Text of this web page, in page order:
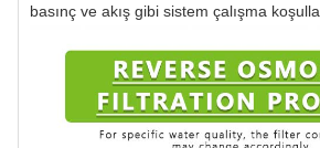
basınç ve akış gibi sistem çalışma